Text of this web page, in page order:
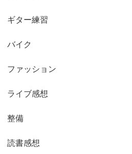
ギター練習
バイク
ファッション
ライブ感想
整備
読書感想